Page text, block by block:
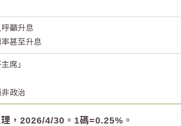
籲升息
甚至升息
席」
政治
，2026/4/30。1碼=0.25%。